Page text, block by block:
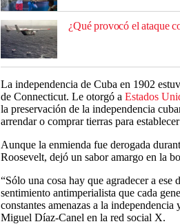
¿Qué provocó el ataque
La independencia de Cuba en 1902
de Connecticut. Le otorgó a Estados
la preservación de la independencia
arrendar o comprar tierras para
Aunque la enmienda fue derogada
Roosevelt, dejó un sabor amargo en la
“Sólo una cosa hay que agradecer a ese
sentimiento antimperialista que cada
constantes amenazas a la
Miguel Díaz-Canel en la red social X.